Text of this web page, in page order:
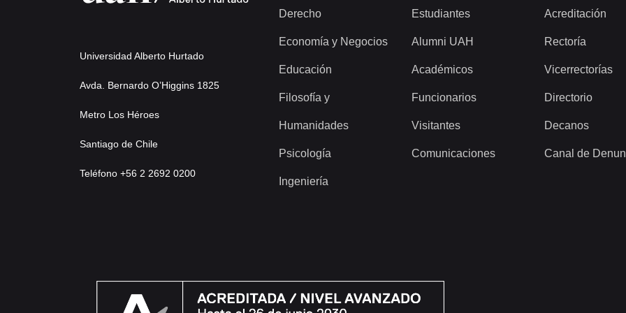
Universidad Alberto Hurtado
Avda. Bernardo O’Higgins 1825
Metro Los Héroes
Santiago de Chile
Teléfono +56 2 2692 0200
Derecho
Economía y Negocios
Educación
Filosofía y
Humanidades
Psicología
Ingeniería
Estudiantes
Alumni UAH
Académicos
Funcionarios
Visitantes
Comunicaciones
Acreditación
Rectoría
Vicerrectorías
Directorio
Decanos
Canal de